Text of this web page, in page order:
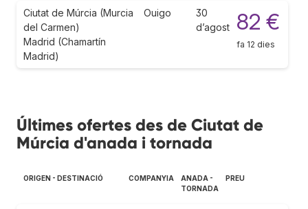
Ciutat de Múrcia (Murcia
del Carmen)
Madrid (Chamartín
Madrid)
Ouigo
30
d’agost
82 €
fa 12 dies
Últimes ofertes des de Ciutat de
Múrcia d'anada i tornada
ORIGEN - DESTINACIÓ COMPANYIA
ANADA -
TORNADA
PREU